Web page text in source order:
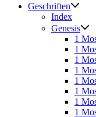
Geschriften
Index
Genesis
1
1
1
1
1
1
1
1